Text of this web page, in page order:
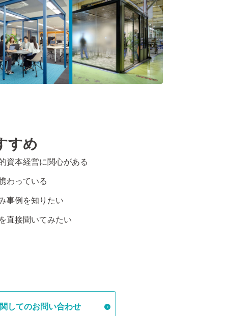
すめ
資本経営に関心がある
わっている
事例を知りたい
直接聞いてみたい
してのお問い合わせ